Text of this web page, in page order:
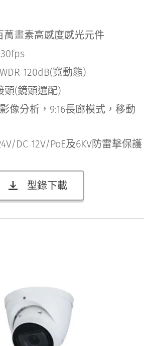
萬畫素高感度感光元件
120dB(寬動態)
頭(鏡頭選配)
像分析，9:16長廊模式，移動
DC 12V/PoE及6KV防雷擊保護
型錄下載